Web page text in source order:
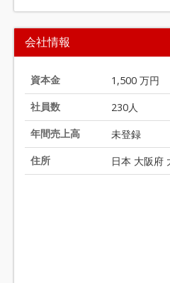
I
t
e
m
1
o
f
2
0
会社情報
資本金
1,500 万円
社員数
230人
年間売上高
未登録
住所
日本 大阪府